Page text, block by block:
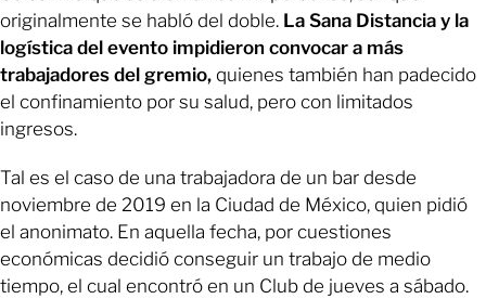
originalmente se habló del doble. La Sana Distancia y la
logística del evento impidieron convocar a más
trabajadores del gremio, quienes también han padecido
el confinamiento por su salud, pero con limitados
ingresos.
Tal es el caso de una trabajadora de un bar desde
noviembre de 2019 en la Ciudad de México, quien pidió
el anonimato. En aquella fecha, por cuestiones
económicas decidió conseguir un trabajo de medio
tiempo, el cual encontró en un Club de jueves a sábado.